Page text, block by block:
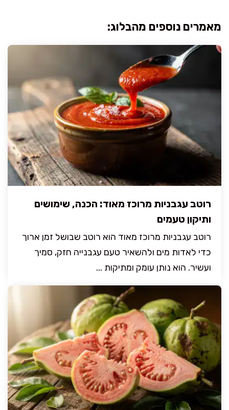
מאמרים נוספים מהבלוג:
רוטב עגבניות מרוכז מאוד: הכנה, שימושים
ותיקון טעמים
רוטב עגבניות מרוכז מאוד הוא רוטב שבושל זמן ארוך
כדי לאדות מים ולהשאיר טעם עגבנייה חזק, סמיך
ועשיר. הוא נותן עומק ומתיקות ...